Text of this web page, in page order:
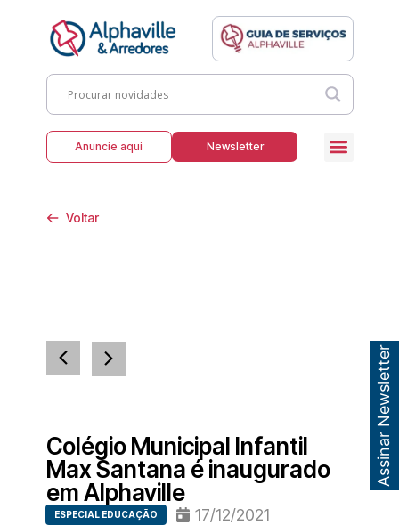
Anuncie aqui Newsletter
Voltar
Colégio Municipal Infantil
Max Santana é inaugurado
em Alphaville
ESPECIAL EDUCAÇÃO 17/12/2021
Assinar Newsletter